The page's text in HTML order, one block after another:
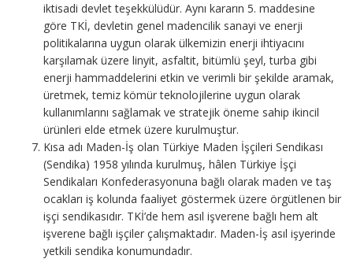
iktisadi devlet teşekkülüdür. Aynı kararın 5. maddesine
göre TKİ, devletin genel madencilik sanayi ve enerji
politikalarına uygun olarak ülkemizin enerji ihtiyacını
karşılamak üzere linyit, asfaltit, bitümlü şeyl, turba gibi
enerji hammaddelerini etkin ve verimli bir şekilde aramak,
üretmek, temiz kömür teknolojilerine uygun olarak
kullanımlarını sağlamak ve stratejik öneme sahip ikincil
ürünleri elde etmek üzere kurulmuştur.
Kısa adı Maden-İş olan Türkiye Maden İşçileri Sendikası
(Sendika) 1958 yılında kurulmuş, hâlen Türkiye İşçi
Sendikaları Konfederasyonuna bağlı olarak maden ve taş
ocakları iş kolunda faaliyet göstermek üzere örgütlenen bir
işçi sendikasıdır. TKİ’de hem asıl işverene bağlı hem alt
işverene bağlı işçiler çalışmaktadır. Maden-İş asıl işyerinde
yetkili sendika konumundadır.